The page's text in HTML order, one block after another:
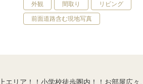
外観 間取り リビング
前面道路含む現地写真
エリア！！小学校徒歩圏内！！お部屋広々